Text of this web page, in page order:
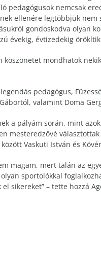
pedagógusok nemcsak
ellenére legtöbbjük
gondoskodva olyan
évekig, évtizedekig
mondhatok
pedagógus,
valamint Doma
a pályám során, mint
mesteredzővé
Vaskuti István és
magam, mert talán az
sportolókkal
sikereket” – tette hozzá